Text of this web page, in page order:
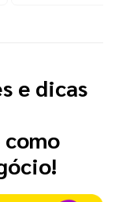
e dicas